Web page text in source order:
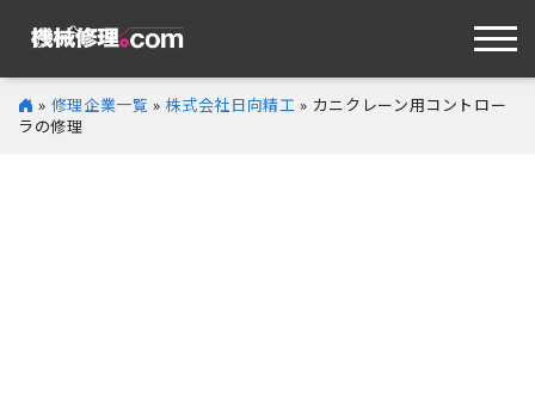
» 修理企業一覧 » 株式会社日向精工 » カニクレーン用コントロー
ラの修理